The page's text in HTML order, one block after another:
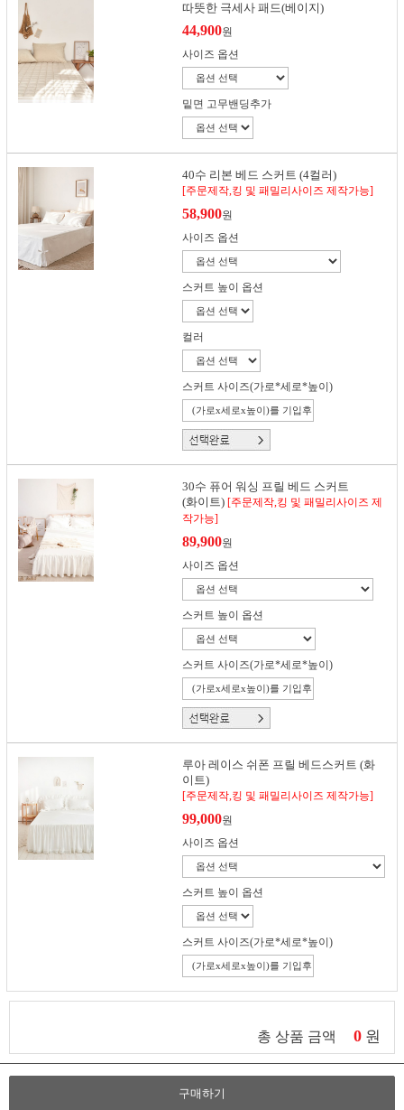
따뜻한 극세사 패드(베이지)
44,900원
사이즈 옵션
밑면 고무밴딩추가
40수 리본 베드 스커트 (4컬러)
[주문제작,킹 및 패밀리사이즈 제작가능]
58,900원
사이즈 옵션
스커트 높이 옵션
컬러
스커트 사이즈(가로*세로*높이)
30수 퓨어 워싱 프릴 베드 스커트
(화이트)[주문제작,킹 및 패밀리사이즈 제
작가능]
89,900원
사이즈 옵션
스커트 높이 옵션
스커트 사이즈(가로*세로*높이)
루아 레이스 쉬폰 프릴 베드스커트 (화
이트)
[주문제작,킹 및 패밀리사이즈 제작가능]
99,000원
사이즈 옵션
스커트 높이 옵션
스커트 사이즈(가로*세로*높이)
총 상품 금액 0 원
구매하기